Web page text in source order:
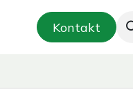
Kräuter-Zubereitungen
Kontakt